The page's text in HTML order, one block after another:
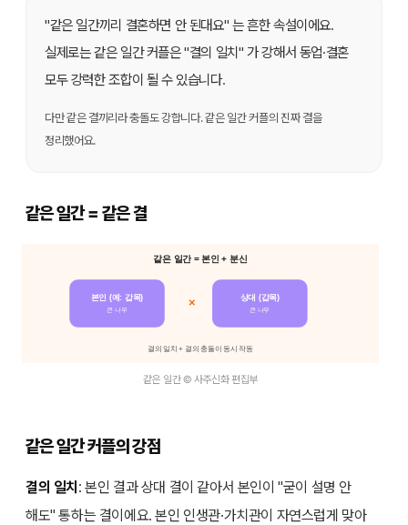
"같은 일간끼리 결혼하면 안 된대요" 는 흔한 속설이에요.
실제로는 같은 일간 커플은 "결의 일치" 가 강해서 동업·결혼
모두 강력한 조합이 될 수 있습니다.
다만 같은 결끼리라 충돌도 강합니다. 같은 일간 커플의 진짜 결을
정리했어요.
같은 일간 = 같은 결
같은 일간 = 본인 + 분신
본인 (예: 갑목)
큰 나무
× 상대 (갑목)
큰 나무
결의 일치 + 결의 충돌이 동시 작동
같은 일간 © 사주신화 편집부
같은 일간 커플의 강점
결의 일치 : 본인 결과 상대 결이 같아서 본인이 "굳이 설명 안
해도" 통하는 결이에요. 본인 인생관·가치관이 자연스럽게 맞아